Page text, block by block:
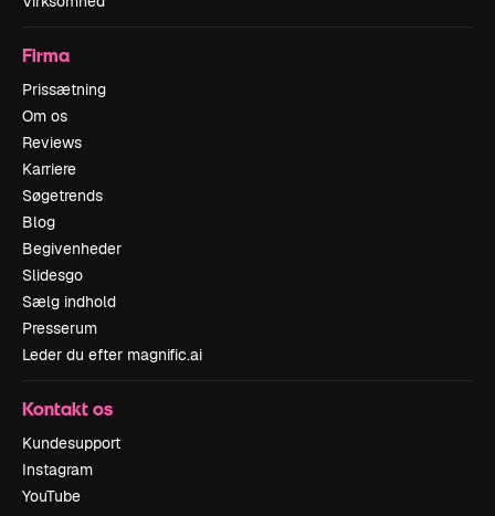
Firma
Prissætning
Om os
Reviews
Karriere
Søgetrends
Blog
Begivenheder
Slidesgo
Sælg indhold
Presserum
Leder du efter magnific.ai
Kontakt os
Kundesupport
Instagram
YouTube